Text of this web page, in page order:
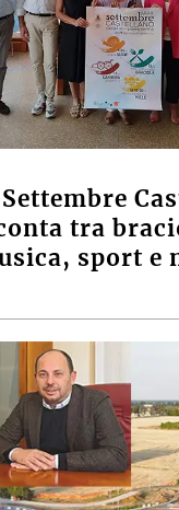
tra
sport e